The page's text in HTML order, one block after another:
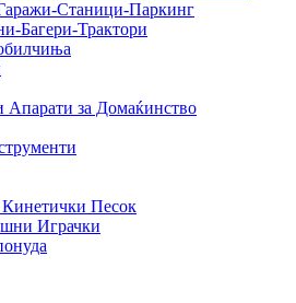
Станици-Паркинг
Багери-Трактори
Апарати за Домаќинство
Песок
Играчки